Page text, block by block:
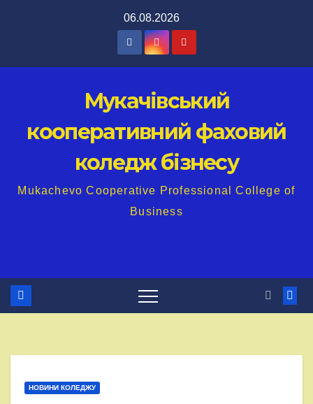
06.08.2026
Мукачівський
кооперативний фаховий
коледж бізнесу
Mukachevo Cooperative Professional College of
Business
НОВИНИ КОЛЕДЖУ